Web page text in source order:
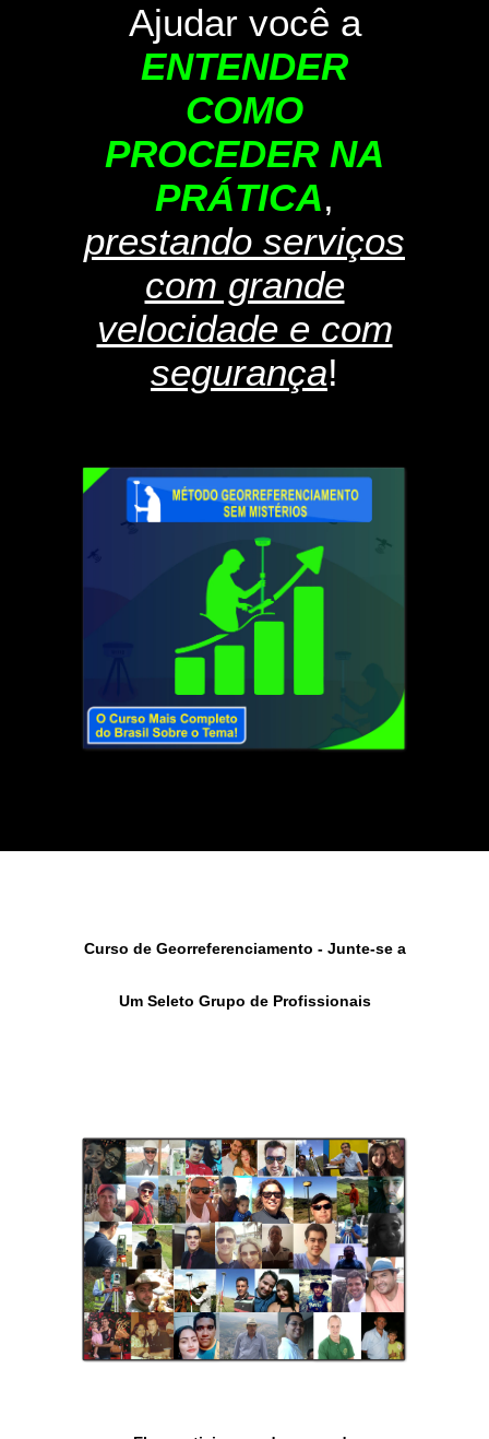
Ajudar você a
ENTENDER
COMO
PROCEDER NA
PRÁTICA,
prestando serviços
com grande
velocidade e com
segurança!
Curso de Georreferenciamento - Junte-se a
Um Seleto Grupo de Profissionais